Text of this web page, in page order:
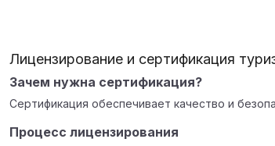
Лицензирование и сертификация
Зачем нужна сертификация?
Сертификация обеспечивает качество и
Процесс лицензирования